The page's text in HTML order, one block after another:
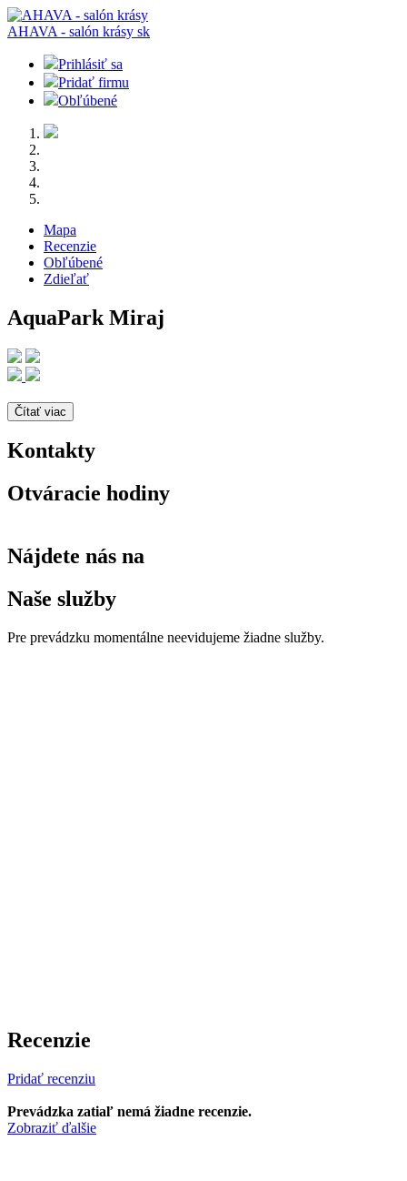
AHAVA - salón krásy sk
Prihlásiť sa
Pridať firmu
Obľúbené
Mapa
Recenzie
Obľúbené
Zdieľať
AquaPark Miraj
Čítať viac
Kontakty
Otváracie hodiny
Nájdete nás na
Naše služby
Pre prevádzku momentálne neevidujeme žiadne služby.
Recenzie
Pridať recenziu
Prevádzka zatiaľ nemá žiadne recenzie.
Zobraziť ďalšie